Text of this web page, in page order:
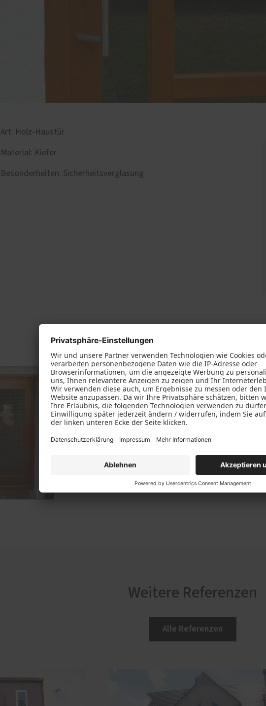
Art: Holz-Haustür
Material: Kiefer
Besonderheiten: Sicherheitsverglasung
Weitere Referenzen
Alle Referenzen